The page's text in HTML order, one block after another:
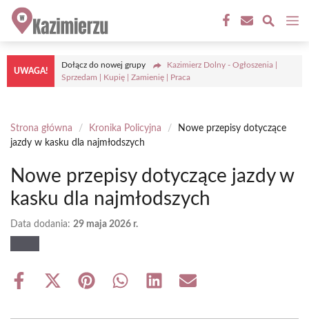
Przejdź
treści
UWAGA!
Dołącz do nowej grupy
Kazimierz Dolny - Ogłoszenia |
Sprzedam | Kupię | Zamienię | Praca
Strona główna / Kronika Policyjna /
Nowe przepisy dotyczące
jazdy w kasku dla najmłodszych
Nowe przepisy dotyczące jazdy w
kasku dla najmłodszych
Data dodania: 29 maja 2026 r.
Share
Share
(Twitter)
Share Share Share Share